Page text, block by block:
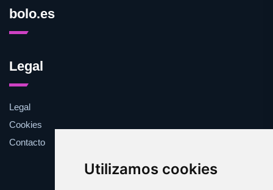
Utilizamos cookies
bolo.es
Legal
Legal
Cookies
Contacto